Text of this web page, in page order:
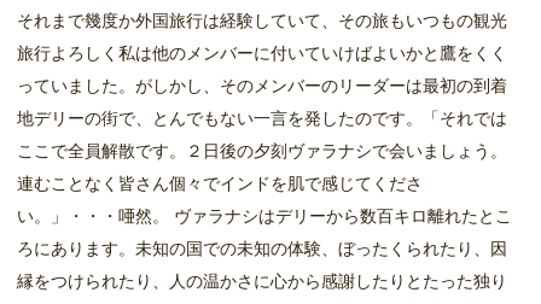
それまで幾度か外国旅行は経験していて、その旅もいつもの観光
旅行よろしく私は他のメンバーに付いていけばよいかと鷹をくく
っていました。がしかし、そのメンバーのリーダーは最初の到着
地デリーの街で、とんでもない一言を発したのです。「それでは
ここで全員解散です。２日後の夕刻ヴァラナシで会いましょう。
連むことなく皆さん個々でインドを肌で感じてくださ
い。」・・・唖然。 ヴァラナシはデリーから数百キロ離れたとこ
ろにあります。未知の国での未知の体験、ぼったくられたり、因
縁をつけられたり、人の温かさに心から感謝したりとたった独り